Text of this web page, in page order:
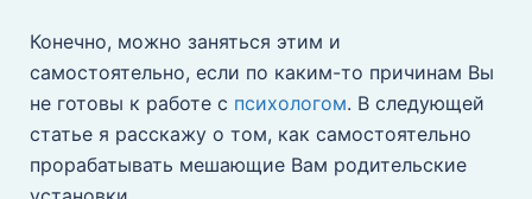
Конечно, можно заняться этим и
самостоятельно, если по каким-то причинам Вы
не готовы к работе с психологом. В следующей
статье я расскажу о том, как самостоятельно
прорабатывать мешающие Вам родительские